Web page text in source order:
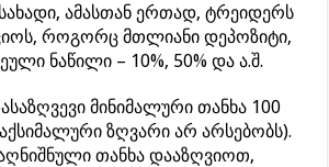
ამასთან ერთად, ტრეიდერს
როგორც მთლიანი დეპოზიტი,
ნაწილი – 10%, 50% და ა.შ.
მინიმალური თანხა 100
ზღვარი არ არსებობს).
თანხა დააზღვიოთ,